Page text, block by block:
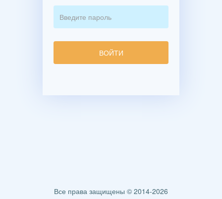
Все права защищены © 2014-2026